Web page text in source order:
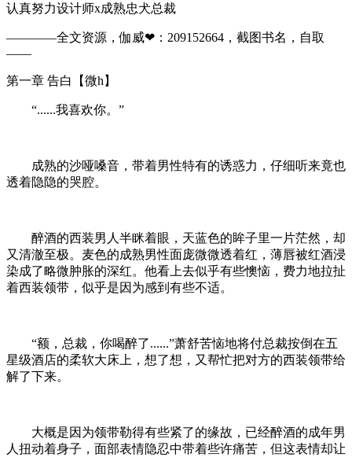
认真努力设计师x成熟忠犬总裁
————全文资源，伽威❤：209152664，截图书名，自取
——​​​​
第一章 告白【微h】
“......我喜欢你。”
成熟的沙哑嗓音，带着男性特有的诱惑力，仔细听来竟也
透着隐隐的哭腔。
醉酒的西装男人半眯着眼，天蓝色的眸子里一片茫然，却
又清澈至极。麦色的成熟男性面庞微微透着红，薄唇被红酒浸
染成了略微肿胀的深红。他看上去似乎有些懊恼，费力地拉扯
着西装领带，似乎是因为感到有些不适。
“额，总裁，你喝醉了......”萧舒苦恼地将付总裁按倒在五
星级酒店的柔软大床上，想了想，又帮忙把对方的西装领带给
解了下来。
大概是因为领带勒得有些紧了的缘故，已经醉酒的成年男
人扭动着身子，面部表情隐忍中带着些许痛苦，但这表情却让